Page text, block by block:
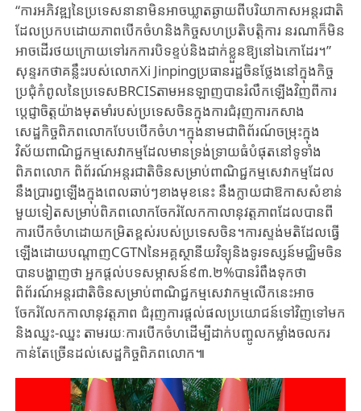
“ការអភិវឌ្ឍ​នៃប្រទេស​នានា​មិន​អាច​ឃ្លាត​ឆ្ងាយ​ពី​បរិយាកាស​អន្តរជាតិ​
ដែល​ប្រកប​ដោយ​ភាព​បើក​ចំហ​និង​កិច្ចសហប្រតិបត្តិការ​ ​​នរណា​ក៏​មិន​
អាច​ដើរ​ថយ​ក្រោយ​ទៅ​រក​ការ​បិទ​ខ្ទប់​និង​ដាក់​ខ្លួន​ឱ្យ​នៅ​ឯកោ​ដែរ។”​
សុន្ទរកថា​គន្លឹះរបស់​លោក​Xi Jinping​ប្រធាន​រដ្ឋ​ចិន​ថ្លែង​នៅ​ក្នុង​កិច្ច
ប្រជុំកំពូល​នៃ​ប្រទេស​BRCIS​តាម​អនឡាញ​បាន​រំលឹកឡើងវិញ​ពី​ការ​
ប្តេជ្ញាចិត្ត​យ៉ាង​មុតមាំ​របស់​​ប្រទេស​ចិន​ក្នុង​ការ​ជំរុញ​ការ​កសាង​
សេដ្ឋកិច្ច​ពិភពលោក​បែប​​បើក​ចំហ​។ក្នុង​នាម​ជា​ពិព័រណ៍​ចម្រុះ​ក្នុង​​
វិស័យ​ពាណិជ្ជកម្ម​សេវាកម្ម​ដែល​មាន​ទ្រង់​ទ្រាយ​ធំ​បំផុត​នៅ​ទូទាំង​
ពិភពលោក​ ​ពិព័រណ៍​អន្តរជាតិ​ចិន​សម្រាប់​ពាណិជ្ជកម្ម​​សេវាកម្ម​ដែល​
នឹង​ប្រារព្ធឡើង​ក្នុងពេលឆាប់ៗ​ខាង​មុខ​នេះ​ ​នឹង​ក្លាយជា​ឱកាស​សំខាន់​
មួយ​ទៀត​សម្រាប់​​ពិភពលោកចែករំលែក​កាលានុវត្តភាព​ដែល​បាន​ពី
ការ​បើកចំហ​ដោយ​កម្រិតខ្ពស់​របស់​ប្រទេស​ចិន​។ការ​ស្ទង់​មតិ​​ដែល​ធ្វើ​
ឡើង​​ដោយ​​បណ្តាញ​CGTNនៃ​អគ្គស្ថានីយ​វិទ្យុនិង​ទូរទស្សន៍មជ្ឈិម​ចិន
បាន​បង្ហាញថា​ ​អ្នកផ្តល់​បទសម្ភាសន៍​៩៣.២%​បាន​រំពឹងទុក​​ថា​ ​
ពិព័រណ៍​អន្តរជាតិ​ចិន​សម្រាប់​​ពាណិជ្ជកម្មសេវាកម្ម​លើក​នេះ​អាច​
ចែករំលែក​កាលានុវត្តភាព​ ​ជំរុញ​ការផ្តល់​ផលប្រយោជន៍​ទៅវិញទៅមក​
និង​ឈ្នះ-ឈ្នះ ​តាម​រយៈការ​បើកចំហ​ដើម្បី​ដាក់​បញ្ចូល​កម្លាំងចលករ​
កាន់​តែ​ច្រើន​ដល់​សេដ្ឋកិច្ច​ពិភពលោក​៕